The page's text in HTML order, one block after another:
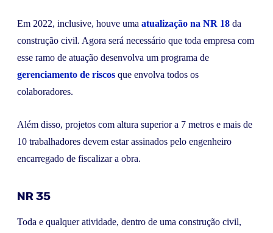
Em 2022, inclusive, houve uma atualização na NR 18 da
construção civil. Agora será necessário que toda empresa com
esse ramo de atuação desenvolva um programa de
gerenciamento de riscos que envolva todos os
colaboradores.
Além disso, projetos com altura superior a 7 metros e mais de
10 trabalhadores devem estar assinados pelo engenheiro
encarregado de fiscalizar a obra.
NR 35
Toda e qualquer atividade, dentro de uma construção civil,